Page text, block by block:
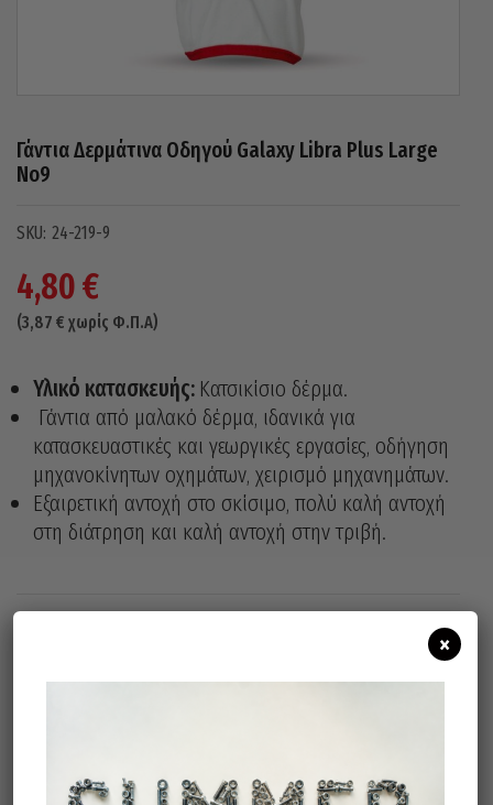
Γάντια Δερμάτινα Οδηγού Galaxy Libra Plus Large
No9
24-219-9
4,80€
(3,87 € χωρίς Φ.Π.Α)
Υλικό κατασκευής: Κατσικίσιο δέρμα.
Γάντια από μαλακό δέρμα, ιδανικά για
κατασκευαστικές και γεωργικές εργασίες, οδήγηση
μηχανοκίνητων οχημάτων, χειρισμό μηχανημάτων.
Εξαιρετική αντοχή στο σκίσιμο, πολύ καλή αντοχή
στη διάτρηση και καλή αντοχή στην τριβή.
×